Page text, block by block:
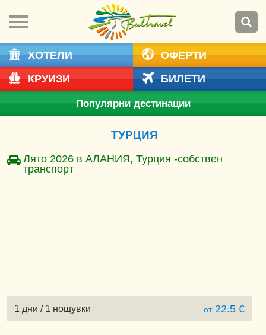
ХОТЕЛИ
ОФЕРТИ
КРУИЗИ
БИЛЕТИ
Популярни дестинации
ТУРЦИЯ
Лято 2026 в АЛАНИЯ, Турция -собствен
транспорт
1 дни / 1 нощувки от22.5 €